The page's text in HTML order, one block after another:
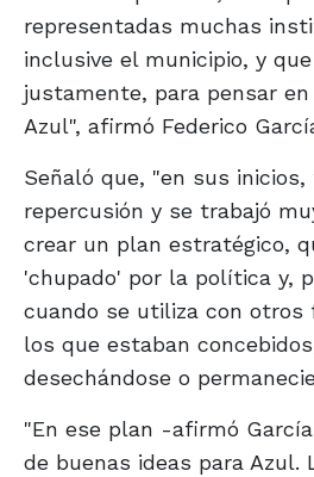
representadas muchas
inclusive el municipio, y
justamente, para pensar
Azul", afirmó Federico
Señaló que, "en sus
repercusión y se trabajó
crear un plan estratégico,
'chupado' por la política y,
cuando se utiliza con otros
los que estaban
desechándose o
"En ese plan -afirmó
de buenas ideas para Azul.